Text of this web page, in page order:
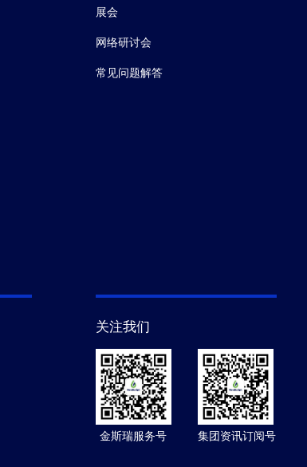
展会
网络研讨会
常见问题解答
关注我们
金斯瑞服务号 集团资讯订阅号